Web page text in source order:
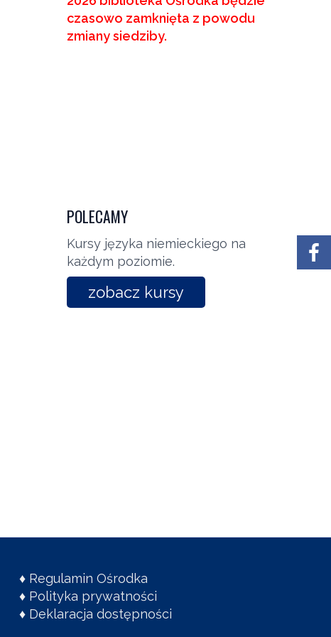
czasowo zamknięta z powodu
zmiany siedziby.
POLECAMY
Kursy języka niemieckiego na
każdym poziomie.
zobacz kursy
♦ Regulamin Ośrodka
♦ Polityka prywatności
♦ Deklaracja dostępności